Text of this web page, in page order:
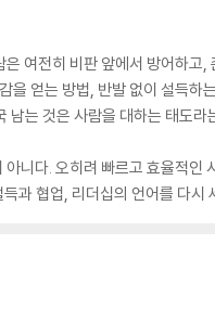
여전히 비판 앞에서 방어하
을 얻는 방법, 반발 없이 설득
는 것은 사람을 대하는 태도라
아니다. 오히려 빠르고 효율적
과 협업, 리더십의 언어를 다